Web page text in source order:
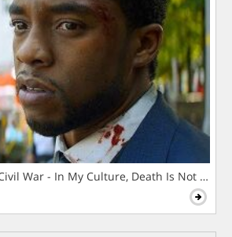
War - In My Culture, Death Is Not The